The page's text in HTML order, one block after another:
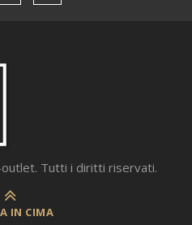
Tutti i diritti riservati.
IN CIMA